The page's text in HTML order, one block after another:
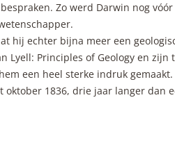
Zo werd Darwin nog
hij echter bijna meer een
Lyell: Principles of Geology en zijn
een heel sterke indruk gemaakt.
oktober 1836, drie jaar langer dan